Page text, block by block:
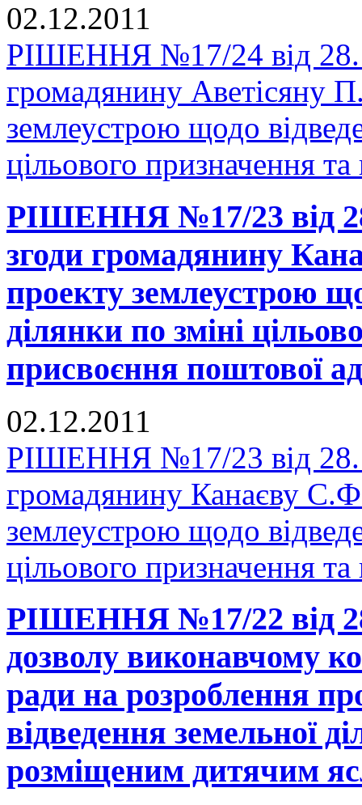
02.12.2011
РІШЕННЯ №17/24 від
громадянину Аветісяну
землеустрою щодо
цільового призначення
РІШЕННЯ №17/23 від
згоди громадянину
проекту землеустрою
ділянки по зміні
присвоєння поштової
02.12.2011
РІШЕННЯ №17/23 від
громадянину Канаєву
землеустрою щодо
цільового призначення
РІШЕННЯ №17/22 від
дозволу виконавчому
ради на розроблення
відведення земельної
розміщеним дитячим